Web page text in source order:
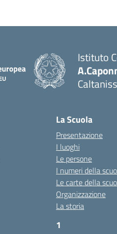
Istituto
La Scuola
Presentazione
I luoghi
Le persone
I numeri della
Le carte della
Organizzazione
La storia
1